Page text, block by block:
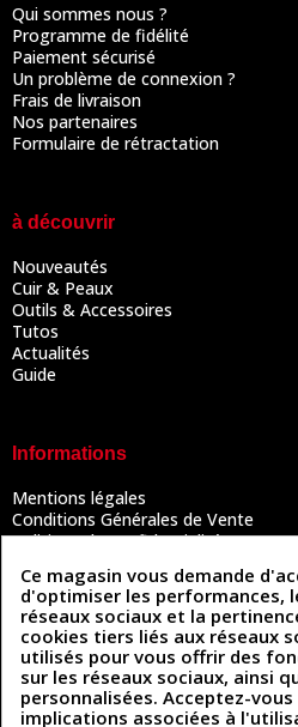
Qui sommes nous ?
Programme de fidélité
Paiement sécurisé
Un problème de connexion ?
Frais de livraison
Nos partenaires
Formulaire de rétractation
à découvrir
Nouveautés
Cuir & Peaux
Outils & Accessoires
Tutos
Actualités
Guide
Informations
Mentions légales
Conditions Générales de Vente
Politique de confidentialité
Contactez-nous
Coordonnées
493 Chemin de Catougnac
Ce magasin vous demande
d'optimiser les performances,
réseaux sociaux et la
cookies tiers liés aux réseaux
utilisés pour vous offrir des
sur les réseaux sociaux, ainsi
personnalisées. Acceptez-
implications associées à